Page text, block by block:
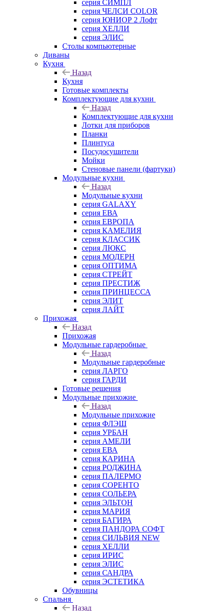
серия СИМПЛ
серия ЧЕЛСИ COLOR
серия ЮНИОР 2 Лофт
серия ХЕЛЛИ
серия ЭЛИС
Столы компьютерные
Диваны
Кухня
Назад
Кухня
Готовые комплекты
Комплектующие для кухни
Назад
Комплектующие для кухни
Лотки для приборов
Планки
Плинтуса
Посудосушители
Мойки
Стеновые панели (фартуки)
Mодульные кухни
Назад
Mодульные кухни
серия GALAXY
серия ЕВА
серия ЕВРОПА
серия КАМЕЛИЯ
серия КЛАССИК
серия ЛЮКС
серия МОДЕРН
серия ОПТИМА
серия СТРЕЙТ
серия ПРЕСТИЖ
серия ПРИНЦЕССА
серия ЭЛИТ
серия ЛАЙТ
Прихожая
Назад
Прихожая
Модульные гардеробные
Назад
Модульные гардеробные
серия ЛАРГО
серия ГАРДИ
Готовые решения
Модульные прихожие
Назад
Модульные прихожие
серия ФЛЭШ
серия УРБАН
серия АМЕЛИ
серия ЕВА
серия КАРИНА
серия РОДЖИНА
серия ПАЛЕРМО
серия СОРЕНТО
серия СОЛЬЕРА
серия ЭЛЬТОН
серия МАРИЯ
серия БАГИРА
серия ПАНДОРА СОФТ
серия СИЛЬВИЯ NEW
серия ХЕЛЛИ
серия ИРИС
серия ЭЛИС
серия САНДРА
серия ЭСТЕТИКА
Обувницы
Спальня
Назад